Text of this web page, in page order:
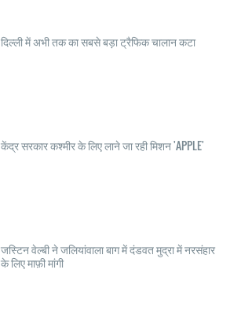
दिल्ली में अभी तक का सबसे बड़ा ट्रैफिक चालान कटा
केंद्र सरकार कश्मीर के लिए लाने जा रही मिशन 'APPLE'
जस्टिन वेल्बी ने जलियांवाला बाग में दंडवत मुद्रा में नरसंहार
के लिए माफ़ी मांगी